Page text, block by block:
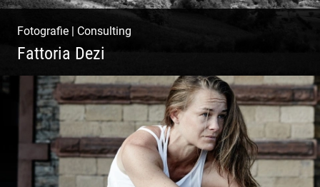
Fotografie | Consulting
Fattoria Dezi
Konzeption & Gestaltung |
Übersetzung & Medien | Fotografie &
Texting | Feine Weine